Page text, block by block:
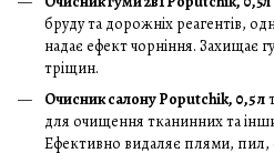
бруду та дорожніх реагентів,
надає ефект чорніння. Захищає
тріщин.
Очисник салону Poputchik, 0,5 л
для очищення тканинних та
Ефективно видаляє плями, пил,